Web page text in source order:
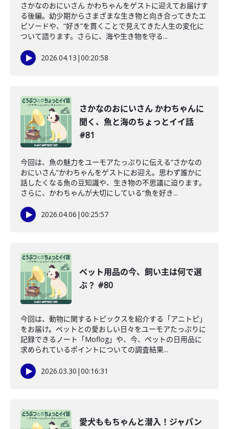
さかなのおにいさん かわちゃんをゲストに迎えてお届けす
る後編。幼少期からさまざまな生き物と向き合ってきたエ
ピソードや、“好き”を貫くことで見えてきた人生の変化に
ついて語ります。さらに、海や生き物を守る...
2026.04.13 |00:20:58
さかなのおにいさん かわちゃんに
聞く、魚と海のちょっとイイ話
#81
今回は、魚の魅力をユーモアたっぷりに伝える“さかなの
おにいさん”かわちゃんをゲストにお迎え。思わず誰かに
話したくなる魚の豆知識や、生き物の不思議に迫ります。
さらに、かわちゃんが大切にしている“魚を好き...
2026.04.06 |00:25:57
ペット用品の今、飼い主は何で選
ぶ？ #80
今回は、動物に関するトピックスを紹介する「アニトピ」
をお届け。ペットとの愛おしい日々をユーモアたっぷりに
記録できるノート「Moflog」や、今、ペットの日用品に
求められているポイントについての調査結果...
2026.03.30 |00:16:31
愛犬ももちゃんと潜入！ジャパン